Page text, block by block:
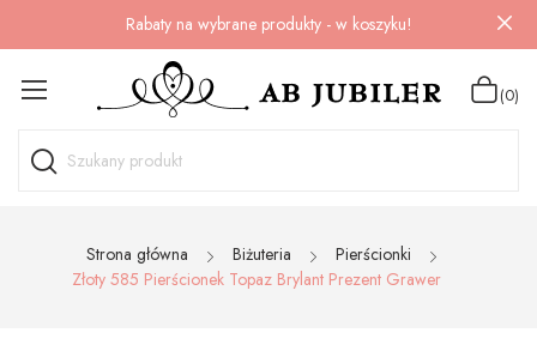
Rabaty na wybrane produkty - w koszyku!
(0)
Strona główna Biżuteria
Pierścionki
Złoty 585 Pierścionek Topaz Brylant Prezent Grawer